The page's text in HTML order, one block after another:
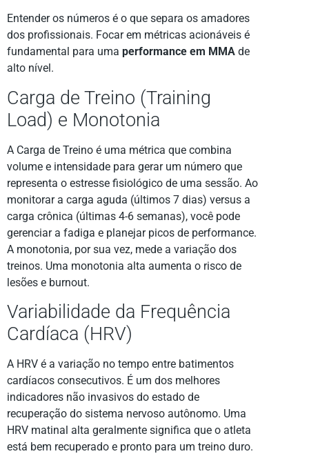
Entender os números é o que separa os amadores
dos profissionais. Focar em métricas acionáveis é
fundamental para uma performance em MMA de
alto nível.
Carga de Treino (Training
Load) e Monotonia
A Carga de Treino é uma métrica que combina
volume e intensidade para gerar um número que
representa o estresse fisiológico de uma sessão. Ao
monitorar a carga aguda (últimos 7 dias) versus a
carga crônica (últimas 4-6 semanas), você pode
gerenciar a fadiga e planejar picos de performance.
A monotonia, por sua vez, mede a variação dos
treinos. Uma monotonia alta aumenta o risco de
lesões e burnout.
Variabilidade da Frequência
Cardíaca (HRV)
A HRV é a variação no tempo entre batimentos
cardíacos consecutivos. É um dos melhores
indicadores não invasivos do estado de
recuperação do sistema nervoso autônomo. Uma
HRV matinal alta geralmente significa que o atleta
está bem recuperado e pronto para um treino duro.